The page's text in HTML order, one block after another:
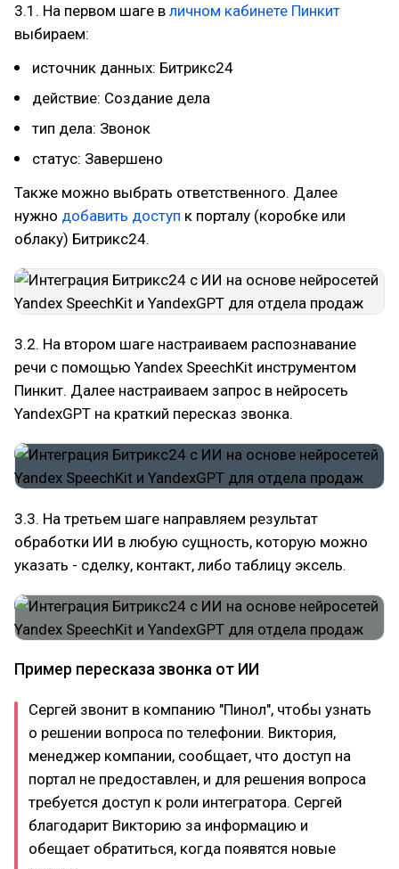
3.1. На первом шаге в личном кабинете Пинкит
выбираем:
источник данных: Битрикс24
действие: Создание дела
тип дела: Звонок
статус: Завершено
Также можно выбрать ответственного. Далее
нужно добавить доступ к порталу (коробке или
облаку) Битрикс24.
3.2. На втором шаге настраиваем распознавание
речи с помощью Yandex SpeechKit инструментом
Пинкит. Далее настраиваем запрос в нейросеть
YandexGPT на краткий пересказ звонка.
3.3. На третьем шаге направляем результат
обработки ИИ в любую сущность, которую можно
указать - сделку, контакт, либо таблицу эксель.
Пример пересказа звонка от ИИ
Сергей звонит в компанию "Пинол", чтобы узнать
о решении вопроса по телефонии. Виктория,
менеджер компании, сообщает, что доступ на
портал не предоставлен, и для решения вопроса
требуется доступ к роли интегратора. Сергей
благодарит Викторию за информацию и
обещает обратиться, когда появятся новые